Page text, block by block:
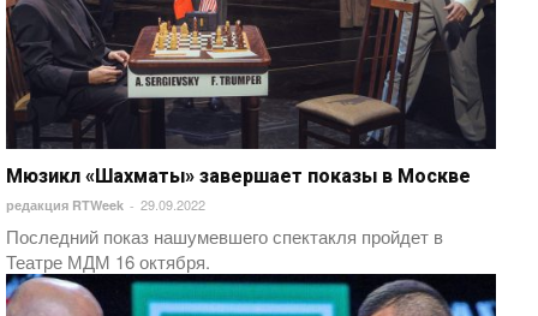
Мюзикл «Шахматы» завершает показы в Москве
редакция RTWeek - 29.09.2022
Последний показ нашумевшего спектакля пройдет в
Театре МДМ 16 октября.